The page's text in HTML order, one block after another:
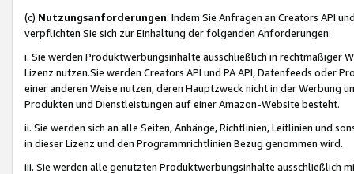
(c) Nutzungsanforderungen. Indem Sie Anfragen an Creators API
verpflichten Sie sich zur Einhaltung der folgenden Anforderungen:
i. Sie werden Produktwerbungsinhalte ausschließlich in rechtmäßiger
Lizenz nutzen.Sie werden Creators API und PA API, Datenfeeds oder
einer anderen Weise nutzen, deren Hauptzweck nicht in der Werbung
Produkten und Dienstleistungen auf einer Amazon-Website besteht.
ii. Sie werden sich an alle Seiten, Anhänge, Richtlinien, Leitlinien und
in dieser Lizenz und den Programmrichtlinien Bezug genommen wird.
iii. Sie werden alle genutzten Produktwerbungsinhalte ausschließlich